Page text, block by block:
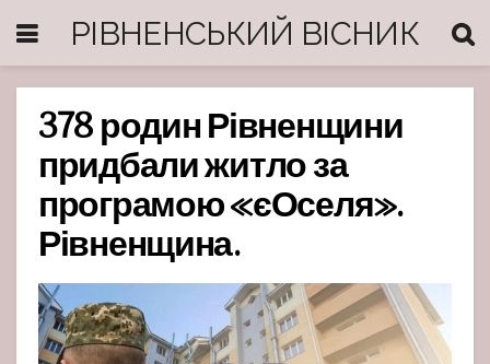
РІВНЕНСЬКИЙ ВІСНИК
378 родин Рівненщини
придбали житло за
програмою «єОселя».
Рівненщина.